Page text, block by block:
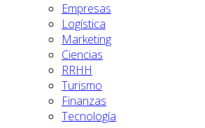
Empresas
Logística
Marketing
Ciencias
RRHH
Turismo
Finanzas
Tecnología